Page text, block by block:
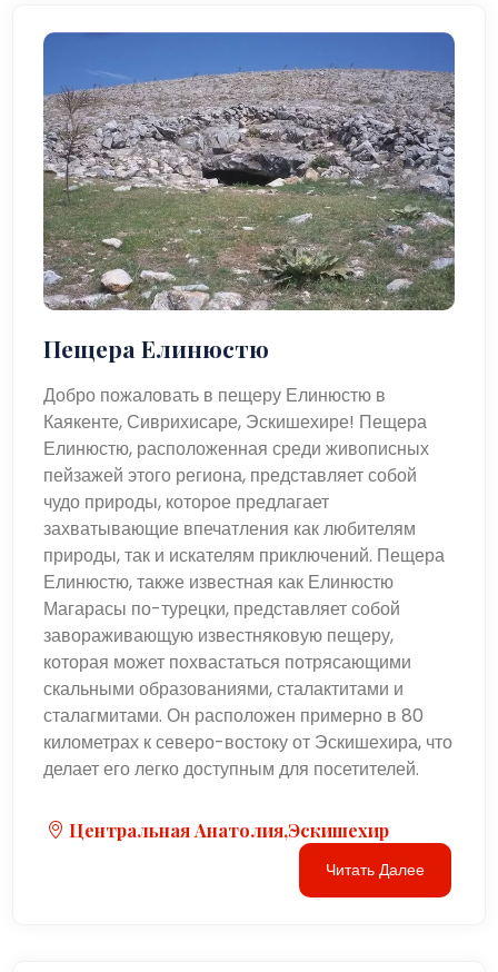
Пещера Елинюстю
Добро пожаловать в пещеру Елинюстю в
Каякенте, Сиврихисаре, Эскишехире! Пещера
Елинюстю, расположенная среди живописных
пейзажей этого региона, представляет собой
чудо природы, которое предлагает
захватывающие впечатления как любителям
природы, так и искателям приключений. Пещера
Елинюстю, также известная как Елинюстю
Магарасы по-турецки, представляет собой
завораживающую известняковую пещеру,
которая может похвастаться потрясающими
скальными образованиями, сталактитами и
сталагмитами. Он расположен примерно в 80
километрах к северо-востоку от Эскишехира, что
делает его легко доступным для посетителей.
Центральная Анатолия,Эскишехир
Читать Далее